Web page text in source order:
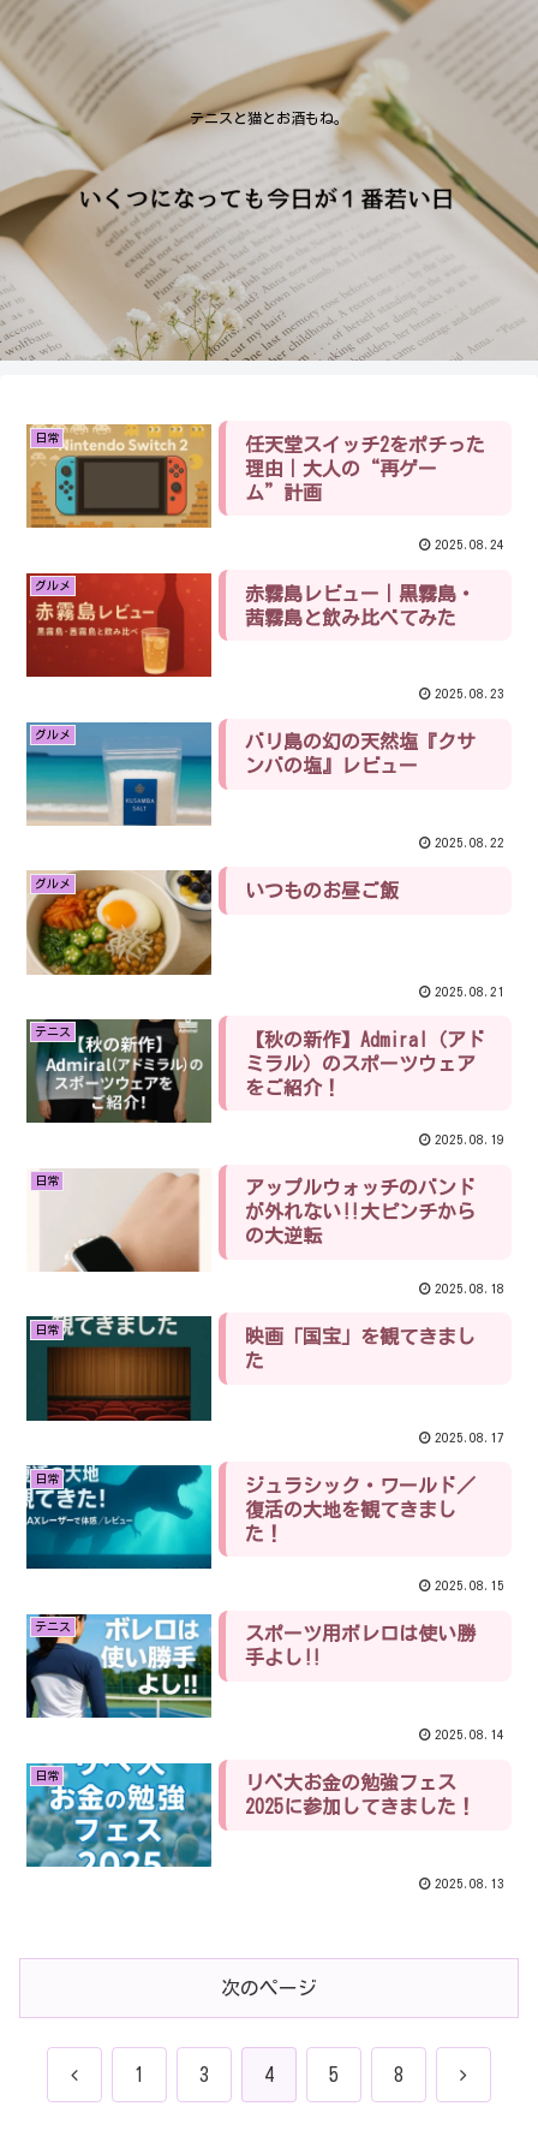
テニスと猫とお酒もね。
日常
任天堂スイッチ2をポチった
理由｜大人の“再ゲー
ム”計画
2025.08.24
グルメ
赤霧島レビュー｜黒霧島・
茜霧島と飲み比べてみた
2025.08.23
グルメ
バリ島の幻の天然塩『クサ
ンバの塩』レビュー
2025.08.22
グルメ いつものお昼ご飯
2025.08.21
テニス
【秋の新作】Admiral（アド
ミラル）のスポーツウェア
をご紹介！
2025.08.19
日常
アップルウォッチのバンド
が外れない‼︎大ピンチから
の大逆転
2025.08.18
日常
映画「国宝」を観てきまし
た
2025.08.17
日常
ジュラシック・ワールド／
復活の大地を観てきまし
た！
2025.08.15
テニス
スポーツ用ボレロは使い勝
手よし‼️
2025.08.14
日常
リベ大お金の勉強フェス
2025に参加してきました！
2025.08.13
次のページ
前 1 3 4 5 8 次